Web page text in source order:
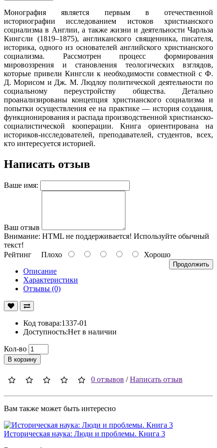
Монография является первым в отечественной
историографии исследованием истоков христианского
социализма в Англии, а также жизни и деятельности Чарльза
Кингсли (1819–1875), англиканского священника, писателя,
историка, одного из основателей английского христианского
социализма. Рассмотрен процесс формирования
мировоззрения и становления теологических взглядов,
которые привели Кингсли к необходимости совместной с Ф.
Д. Морисом и Дж. М. Людлоу политической деятельности по
социальному переустройству общества. Детально
проанализированы концепция христианского социализма и
попытки осуществления ее на практике — история создания,
функционирования и распада производственной христианско-
социалистической кооперации. Книга ориентирована на
историков-исследователей, преподавателей, студентов, всех,
кто интересуется историей.
Написать отзыв
Ваше имя:
Ваш отзыв
Внимание: HTML не поддерживается! Используйте обычный
текст!
Рейтинг Плохо Хорошо
Продолжить
Описание
Характеристики
Отзывы (0)
Код товара:1337-01
Доступность:Нет в наличии
Кол-во
В корзину
0 отзывов /Написать отзыв
Вам также может быть интересно
Историческая наука: Люди и проблемы. Книга 3